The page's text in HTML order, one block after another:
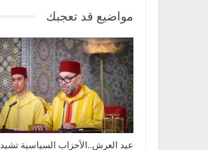
مواضيع قد تعجبك
عيد العرش..الأحزاب السياسية تشيد